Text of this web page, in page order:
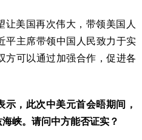
让美国再次伟大，带领美国人
平主席带领中国人民致力于实
方可以通过加强合作，促进各
，此次中美元首会晤期间，
峡。请问中方能否证实？